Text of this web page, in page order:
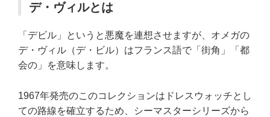
デ・ヴィルとは
「デビル」というと悪魔を連想させますが、オメガの
デ・ヴィル（デ・ビル）はフランス語で「街角」「都
会の」を意味します。
1967年発売のこのコレクションはドレスウォッチとし
ての路線を確立するため、シーマスターシリーズから